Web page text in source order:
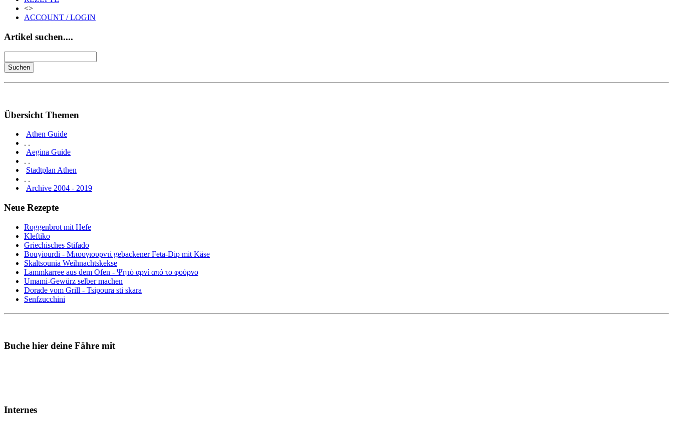
<>
ACCOUNT / LOGIN
Artikel suchen....
Übersicht Themen
Athen Guide
. .
Aegina Guide
. .
Stadtplan Athen
. .
Archive 2004 - 2019
Neue Rezepte
Roggenbrot mit Hefe
Kleftiko
Griechisches Stifado
Bouyiourdi - Μπουγιουρντί gebackener Feta-Dip mit Käse
Skaltsounia Weihnachtskekse
Lammkarree aus dem Ofen - Ψητό αρνί από το φούρνο
Umami-Gewürz selber machen
Dorade vom Grill - Tsipoura sti skara
Senfzucchini
Buche hier deine Fähre mit
Internes